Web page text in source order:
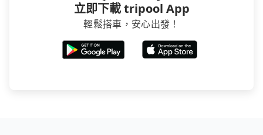
立即下載 tripool App
輕鬆搭車，安心出發！